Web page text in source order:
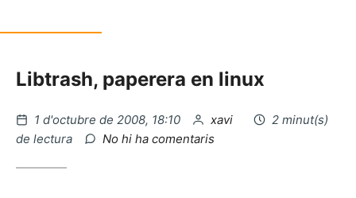
Libtrash, paperera en linux
Publicat
el
1 d'octubre de 2008, 18:10 per
xavi
2 minut(s)
de lectura
No hi ha comentaris